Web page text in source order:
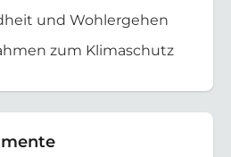
und Wohlergehen
zum Klimaschutz